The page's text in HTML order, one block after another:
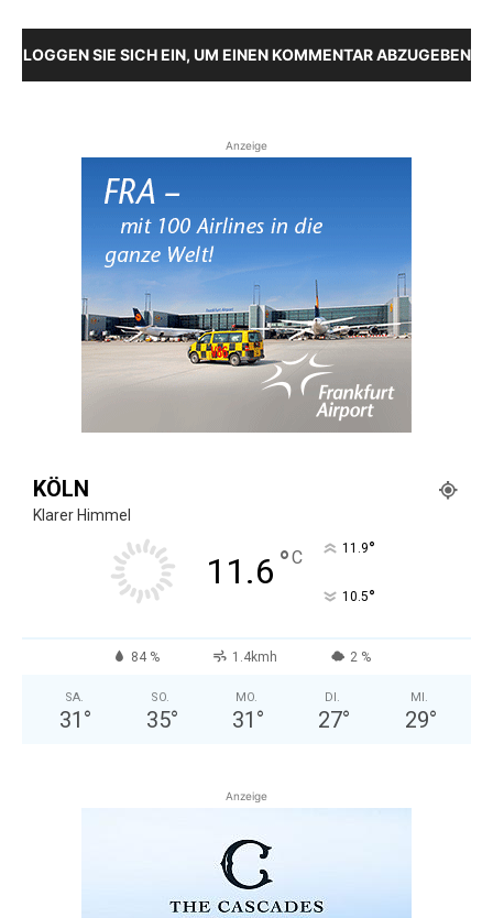
LOGGEN SIE SICH EIN, UM EINEN KOMMENTAR ABZUGEBEN
Anzeige
KÖLN
Klarer Himmel
11.6 °C 11.9°
10.5°
84 % 1.4kmh 2 %
SA.
31 °
SO.
35°
MO.
31 °
DI.
27°
MI.
29°
Anzeige